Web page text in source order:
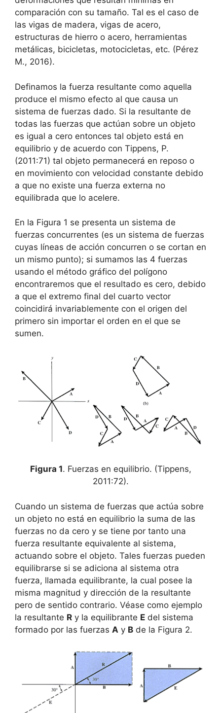
comparación con su tamaño. Tal es el caso de
las vigas de madera, vigas de acero,
estructuras de hierro o acero, herramientas
metálicas, bicicletas, motocicletas, etc. (Pérez
M., 2016).
Definamos la fuerza resultante como aquella
produce el mismo efecto al que causa un
sistema de fuerzas dado. Si la resultante de
todas las fuerzas que actúan sobre un objeto
es igual a cero entonces tal objeto está en
equilibrio y de acuerdo con Tippens, P.
(2011:71) tal objeto permanecerá en reposo o
en movimiento con velocidad constante debido
a que no existe una fuerza externa no
equilibrada que lo acelere.
En la Figura 1 se presenta un sistema de
fuerzas concurrentes (es un sistema de fuerzas
cuyas líneas de acción concurren o se cortan en
un mismo punto); si sumamos las 4 fuerzas
usando el método gráfico del polígono
encontraremos que el resultado es cero, debido
a que el extremo final del cuarto vector
coincidirá invariablemente con el origen del
primero sin importar el orden en el que se
sumen.
Figura 1. Fuerzas en equilibrio. (Tippens,
2011:72).
Cuando un sistema de fuerzas que actúa sobre
un objeto no está en equilibrio la suma de las
fuerzas no da cero y se tiene por tanto una
fuerza resultante equivalente al sistema,
actuando sobre el objeto. Tales fuerzas pueden
equilibrarse si se adiciona al sistema otra
fuerza, llamada equilibrante, la cual posee la
misma magnitud y dirección de la resultante
pero de sentido contrario. Véase como ejemplo
la resultante R y la equilibrante E del sistema
formado por las fuerzas A y B de la Figura 2.